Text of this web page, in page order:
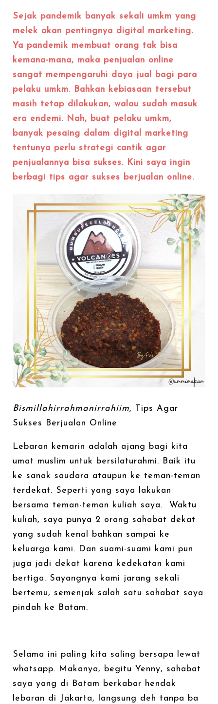
Sejak pandemik banyak sekali umkm yang
melek akan pentingnya digital marketing.
Ya pandemik membuat orang tak bisa
kemana-mana, maka penjualan online
sangat mempengaruhi daya jual bagi para
pelaku umkm. Bahkan kebiasaan tersebut
masih tetap dilakukan, walau sudah masuk
era endemi. Nah, buat pelaku umkm,
banyak pesaing dalam digital marketing
tentunya perlu strategi cantik agar
penjualannya bisa sukses. Kini saya ingin
berbagi tips agar sukses berjualan online.
Bismillahirrahmanirrahiim, Tips Agar
Sukses Berjualan Online
Lebaran kemarin adalah ajang bagi kita
umat muslim untuk bersilaturahmi. Baik itu
ke sanak saudara ataupun ke teman-teman
terdekat. Seperti yang saya lakukan
bersama teman-teman kuliah saya. Waktu
kuliah, saya punya 2 orang sahabat dekat
yang sudah kenal bahkan sampai ke
keluarga kami. Dan suami-suami kami pun
juga jadi dekat karena kedekatan kami
bertiga. Sayangnya kami jarang sekali
bertemu, semenjak salah satu sahabat saya
pindah ke Batam.
Selama ini paling kita saling bersapa lewat
whatsapp. Makanya, begitu Yenny, sahabat
saya yang di Batam berkabar hendak
lebaran di Jakarta, langsung deh tanpa ba